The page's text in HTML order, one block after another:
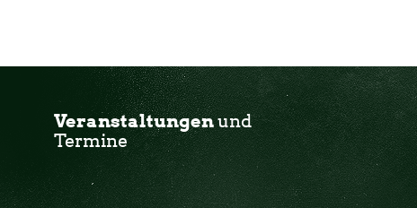
Veranstaltungenund
Termine